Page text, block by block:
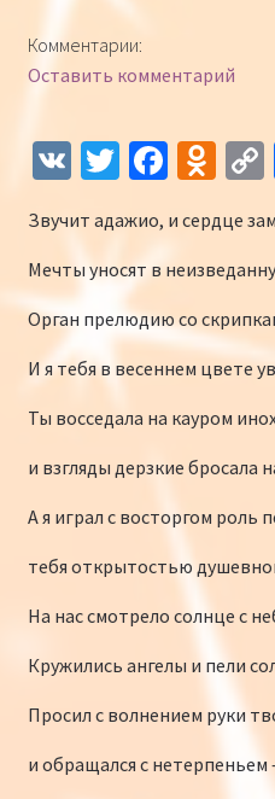
Конкурсы
Интернет-конкурс
Наши участники
Наши
Страничка
Комментарии:
Оставить комментарий
V T
tt
er
Fa
b
o
o
k
O
n
o
kl
as
sn
iki
Звучит адажио, и сердце
Мечты уносят в
Орган прелюдию со
И я тебя в весеннем цвете
Ты восседала на кауром
и взгляды дерзкие бросала
А я играл с восторгом роль
тебя открытостью
На нас смотрело солнце с
Кружились ангелы и пели
Просил с волнением руки
и обращался с нетерпеньем